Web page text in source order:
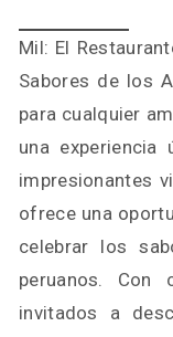
Mil: El
Sabores de los
para cualquier
una experiencia
impresionantes
ofrece una
celebrar los
peruanos. Con
invitados a